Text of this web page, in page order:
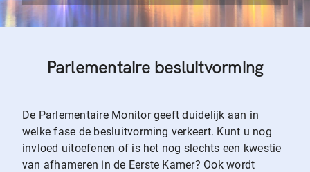
Parlementaire besluitvorming
De Parlementaire Monitor geeft duidelijk aan in
welke fase de besluitvorming verkeert. Kunt u nog
invloed uitoefenen of is het nog slechts een kwestie
van afhameren in de Eerste Kamer? Ook wordt